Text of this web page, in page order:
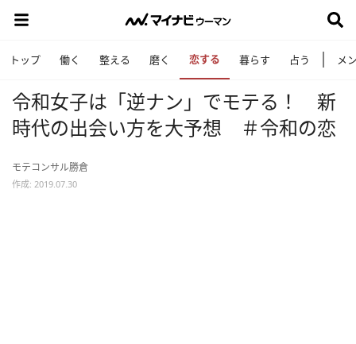
トップ 働く 整える 磨く 恋する 暮らす 占う メ
令和女子は「逆ナン」でモテる！ 新
時代の出会い方を大予想 ＃令和の恋
モテコンサル勝倉
作成: 2019.07.30